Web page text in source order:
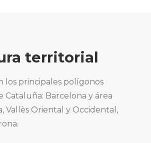
territorial
los principales polígonos
Cataluña: Barcelona y área
Vallès Oriental y Occidental,